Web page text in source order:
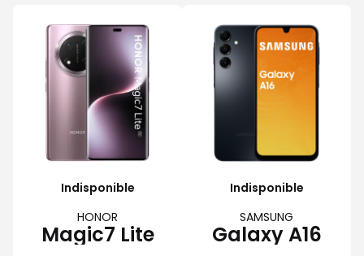
Indisponible
HONOR
Magic7 Lite
Indisponible
SAMSUNG
Galaxy A16